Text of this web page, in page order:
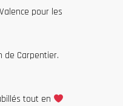
pour les
de Carpentier.
tout en